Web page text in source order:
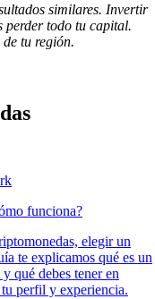
similares. Invertir
perder todo tu capital.
tu región.
funciona?
elegir un
te explicamos qué es un
qué debes tener en
tu perfil y experiencia.